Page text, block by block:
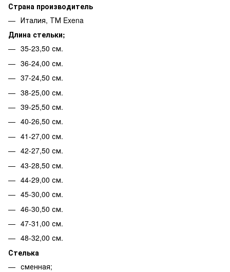
Страна производитель
Италия, ТМ Exena
Длина стельки;
35-23,50 см.
36-24,00 см.
37-24,50 см.
38-25,00 см.
39-25,50 см.
40-26,50 см.
41-27,00 см.
42-27,50 см.
43-28,50 см.
44-29,00 см.
45-30,00 см.
46-30,50 см.
47-31,00 см.
48-32,00 см.
Стелька
сменная;